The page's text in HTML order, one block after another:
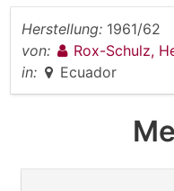
Herstellung: 1961/62
von:
Rox-Schulz,
in:
Ecuador